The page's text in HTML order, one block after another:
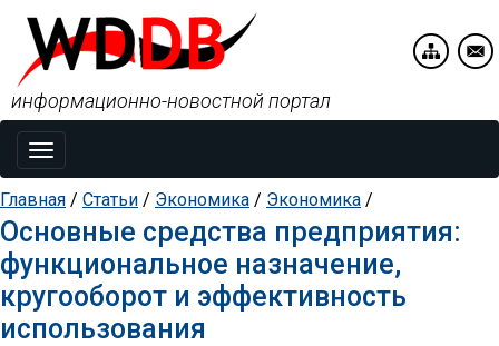
Toggle
navigation
информационно-новостной портал
Главная / Статьи / Экономика / Экономика /
Основные средства предприятия:
функциональное назначение,
кругооборот и эффективность
использования